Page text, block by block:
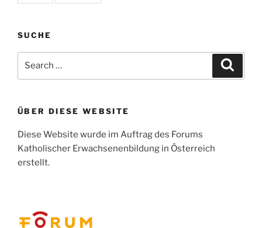
SUCHE
ÜBER DIESE WEBSITE
Diese Website wurde im Auftrag des Forums
Katholischer Erwachsenenbildung in Österreich
erstellt.